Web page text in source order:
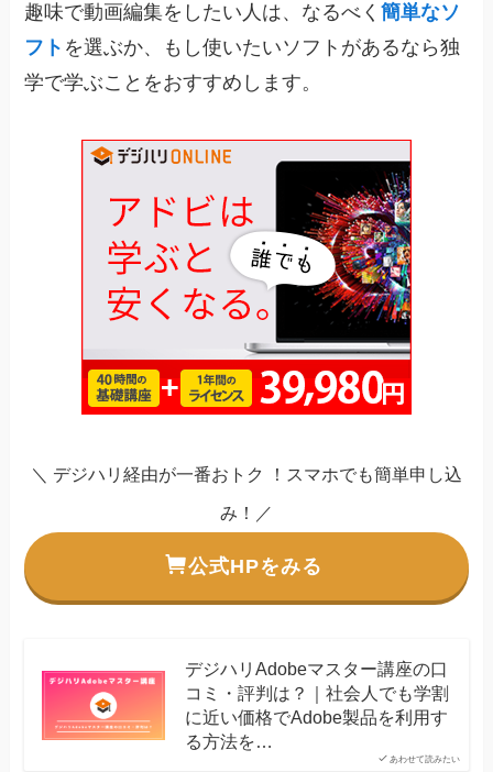
趣味で動画編集をしたい人は、なるべく簡単なソ
フト を選ぶか、もし使いたいソフトがあるなら独
学で学ぶことをおすすめします。
＼ デジハリ経由が一番おトク ！スマホでも簡単申し込
み！／
公式HPをみる
あわせて読みたい
デジハリAdobeマスター講座の口
コミ・評判は？｜社会人でも学割
に近い価格でAdobe製品を利用す
る方法を…